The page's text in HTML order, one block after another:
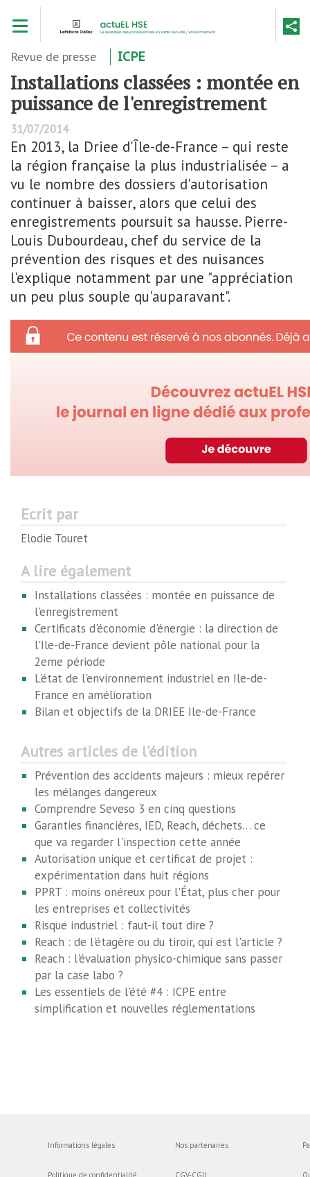
contenu
Revue de presse ICPE
Installations classées : montée en
puissance de l'enregistrement
31/07/2014
En 2013, la Driee d'Île-de-France – qui reste
la région française la plus industrialisée – a
vu le nombre des dossiers d'autorisation
continuer à baisser, alors que celui des
enregistrements poursuit sa hausse. Pierre-
Louis Dubourdeau, chef du service de la
prévention des risques et des nuisances
l'explique notamment par une "appréciation
un peu plus souple qu'auparavant".
Ecrit par
Elodie Touret
A lire également
Installations classées : montée en puissance de
l'enregistrement
Certificats d'économie d'énergie : la direction de
l'Ile-de-France devient pôle national pour la
2eme période
L'état de l'environnement industriel en Ile-de-
France en amélioration
Bilan et objectifs de la DRIEE Ile-de-France
Autres articles de l'édition
Prévention des accidents majeurs : mieux repérer
les mélanges dangereux
Comprendre Seveso 3 en cinq questions
Garanties financières, IED, Reach, déchets… ce
que va regarder l'inspection cette année
Autorisation unique et certificat de projet :
expérimentation dans huit régions
PPRT : moins onéreux pour l'État, plus cher pour
les entreprises et collectivités
Risque industriel : faut-il tout dire ?
Reach : de l'étagère ou du tiroir, qui est l'article ?
Reach : l'évaluation physico-chimique sans passer
par la case labo ?
Les essentiels de l'été #4 : ICPE entre
simplification et nouvelles réglementations
Informations légales
Politique de confidentialité
Nos partenaires
CGV-CGU